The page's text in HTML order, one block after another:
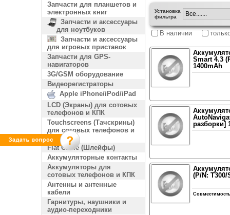
Запчасти для планшетов и
электронных книг
Запчасти и аксессуары
для ноутбуков
Запчасти и аксессуары
для игровых приставок
Запчасти для GPS-
навигаторов
3G/GSM оборудование
Видеорегистраторы
Apple iPhone/iPod/iPad
LCD (Экраны) для сотовых
телефонов и КПК
Touchscreens (Тачскрины)
для сотовых телефонов и
КПК
Flat Cable (Шлейфы)
Аккумуляторные контакты
Аккумуляторы для
сотовых телефонов и КПК
Антенны и антенные
кабели
Гарнитуры, наушники и
аудио-переходники
Установка
фильтра
В наличии
Smart 4.3
1400mAh
разборки]
(P/N: T300/